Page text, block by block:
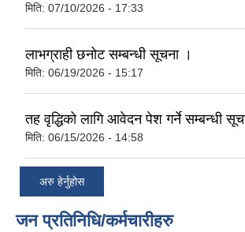
मिति: 07/10/2026 - 17:33
लाभग्राही छनोट सम्बन्धी सूचना ।
मिति: 06/19/2026 - 15:17
तह वृद्धिको लागि आवेदन पेश गर्ने सम्बन्धी
मिति: 06/15/2026 - 14:58
अरु हेर्नुहोस
जन प्रतिनिधि/कर्मचारीहरु